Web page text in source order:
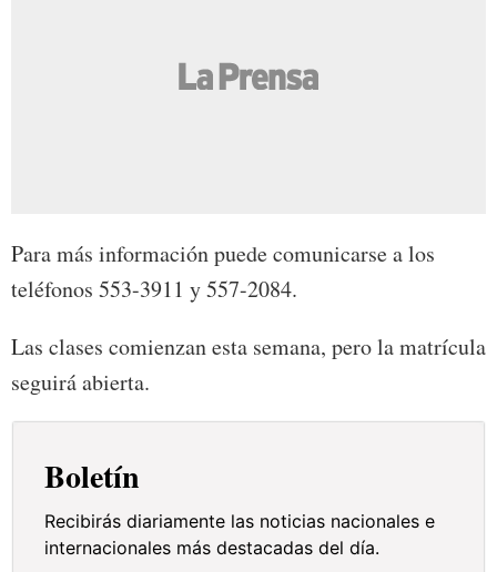
Para más información puede comunicarse a los
teléfonos 553-3911 y 557-2084.
Las clases comienzan esta semana, pero la matrícula
seguirá abierta.
Boletín
Recibirás diariamente las noticias nacionales e
internacionales más destacadas del día.